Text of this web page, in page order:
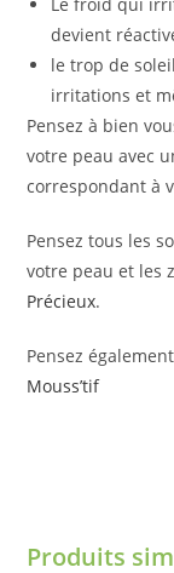
devient
le trop de
irritations et
Pensez à bien
votre peau avec
correspondant à
Pensez tous les
votre peau et les
Précieux.
Pensez
Mouss’tif
Produits